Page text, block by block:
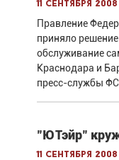
11 сентября 2008
Правление
приняло
обслуживание
Краснодара и
пресс-службы
"ЮТэйр"
11 сентября 2008